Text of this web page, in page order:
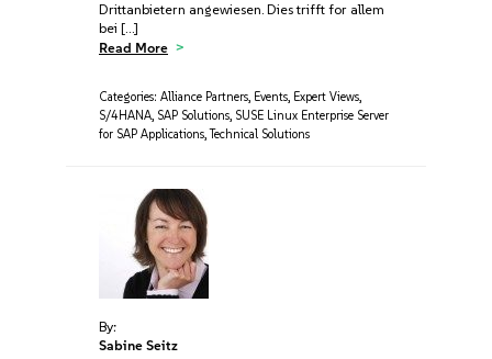
Drittanbietern angewiesen. Dies trifft for allem
bei […]
Read More
Categories: Alliance Partners, Events, Expert Views,
S/4HANA, SAP Solutions, SUSE Linux Enterprise Server
for SAP Applications,Technical Solutions
By:
Sabine Seitz